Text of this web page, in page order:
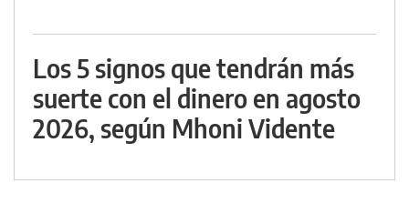
Los 5 signos que tendrán más
suerte con el dinero en agosto
2026, según Mhoni Vidente